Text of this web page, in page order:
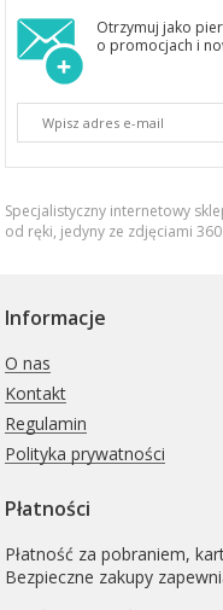
Otrzymuj jako
o promocjach i
Specjalistyczny internetowy
od ręki, jedyny ze zdjęciami
Informacje
O nas
Kontakt
Regulamin
Polityka prywatności
Płatności
Płatność za pobraniem,
Bezpieczne zakupy